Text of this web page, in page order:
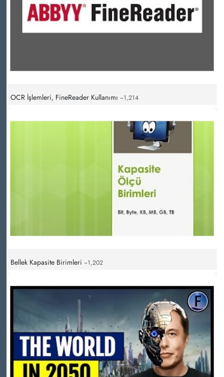
OCR İşlemleri, FineReader Kullanımı ~1,214
Bellek Kapasite Birimleri ~1,202